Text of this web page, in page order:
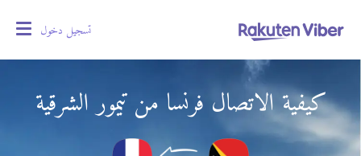
تسجيل دخول
كيفية الاتصال فرنسا من تيمور الشرقية